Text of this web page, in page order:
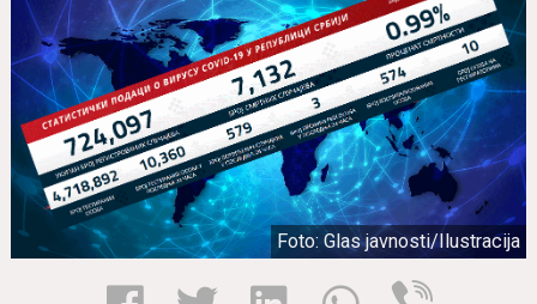
Foto: Glas javnosti/Ilustracija